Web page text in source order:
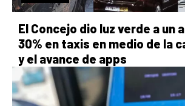
El Concejo dio luz verde a un
30% en taxis en medio de la
y el avance de apps